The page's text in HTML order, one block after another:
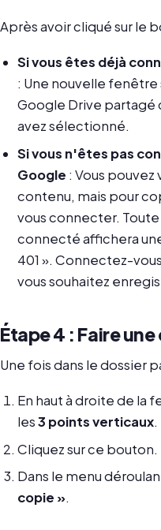
Après avoir cliqué sur le
Si vous êtes déjà
: Une nouvelle
Google Drive partagé
avez sélectionné.
Si vous n'êtes pas
Google : Vous
contenu, mais pour
vous connecter.
connecté affichera
401 ». Connectez-
vous souhaitez
Étape 4 : Faire
Une fois dans le dossier
En haut à droite de la
les3 points verticaux.
Cliquez sur ce bouton.
Dans le menu
copie ».